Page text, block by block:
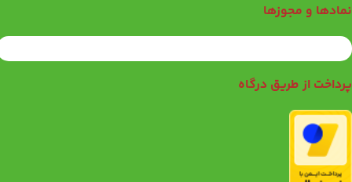
نمادها و مجوزها
پرداخت از طریق درگاه